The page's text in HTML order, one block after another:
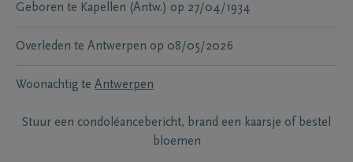
Geboren te Kapellen (Antw.) op 27/04/1934
Overleden te Antwerpen op 08/05/2026
Woonachtig te Antwerpen
Stuur een condoléancebericht, brand een kaarsje of bestel
bloemen